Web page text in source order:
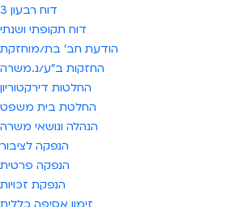
דוח רבעון 3
דוח תקופתי ושנתי
הודעת חב' בת/מוחזקת
החזקות ב"ע/נ.משרה
החלטות דירקטוריון
החלטת בית משפט
הנהלה ונושאי משרה
הנפקה לציבור
הנפקה פרטית
הנפקת זכויות